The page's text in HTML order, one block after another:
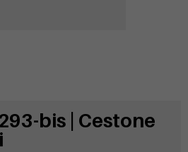
bis | Cestone